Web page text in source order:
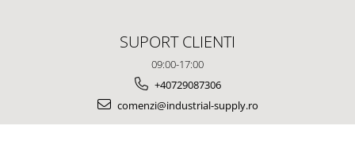
SUPORT CLIENTI
09:00-17:00
+40729087306
comenzi@industrial-supply.ro